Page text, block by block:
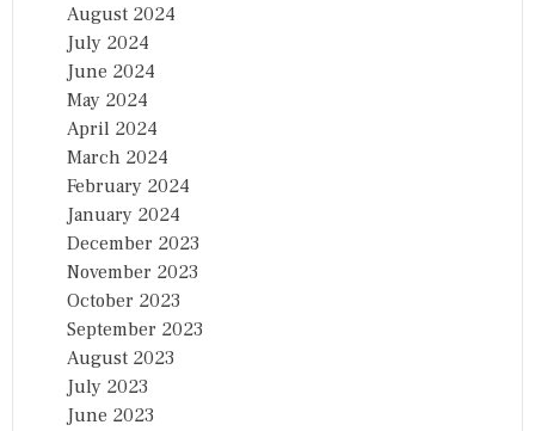
August 2024
July 2024
June 2024
May 2024
April 2024
March 2024
February 2024
January 2024
December 2023
November 2023
October 2023
September 2023
August 2023
July 2023
June 2023